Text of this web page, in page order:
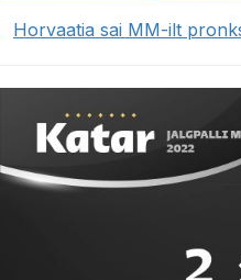
Horvaatia sai MM-ilt